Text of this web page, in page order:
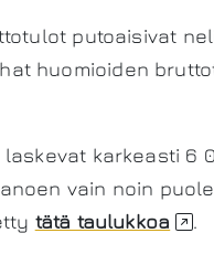
putoaisivat
huomioiden
karkeasti 6
vain noin
tätä taulukkoa .